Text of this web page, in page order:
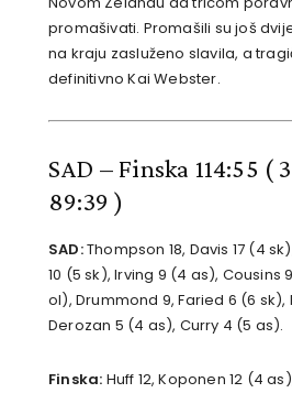
promašivati. Promašili su još
na kraju zasluženo slavila, a
definitivno Kai Webster.
SAD – Finska 114:55 (
89:39 )
SAD:Thompson 18, Davis 17 (4
10 (5 sk), Irving 9 (4 as), Cousins
ol), Drummond 9, Faried 6 (6 sk),
Derozan 5 (4 as), Curry 4 (5 as).
Finska: Huff 12, Koponen 12 (4